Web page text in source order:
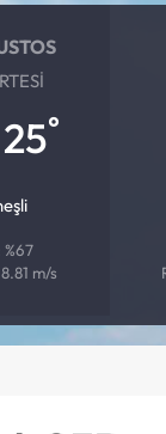
25°
%67
m/s